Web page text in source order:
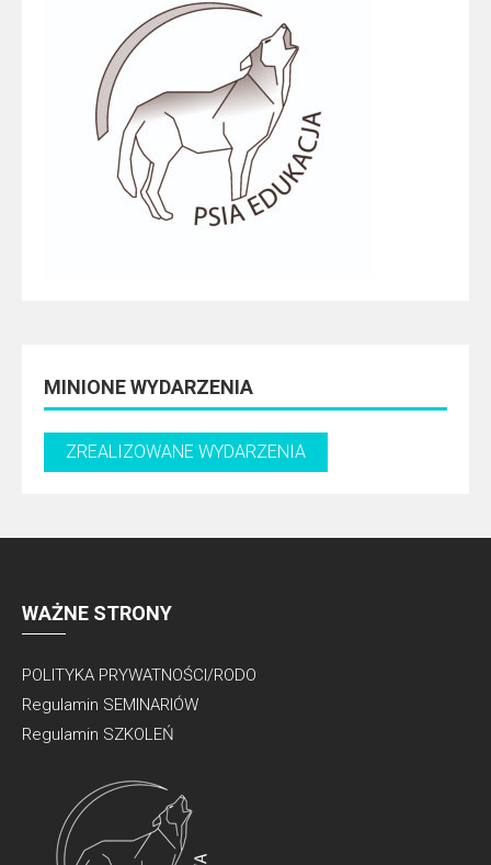
MINIONE WYDARZENIA
WAŻNE STRONY
POLITYKA PRYWATNOŚCI/RODO
Regulamin SEMINARIÓW
Regulamin SZKOLEŃ